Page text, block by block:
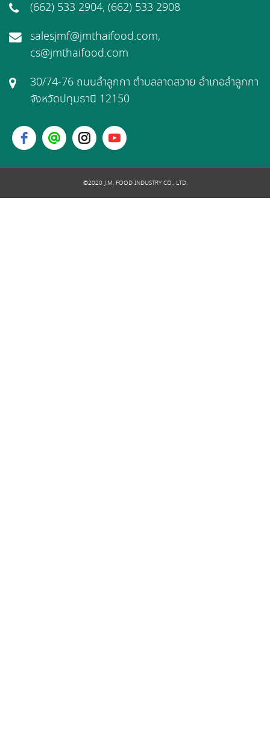
(662) 533 2904, (662) 533 2908
salesjmf@jmthaifood.com,
cs@jmthaifood.com
30/74-76 ถนนลำลูกกา ตำบลลาดสวาย อำเภอลำลูกกา
จังหวัดปทุมธานี 12150
©2020 J.M. FOOD INDUSTRY CO., LTD.